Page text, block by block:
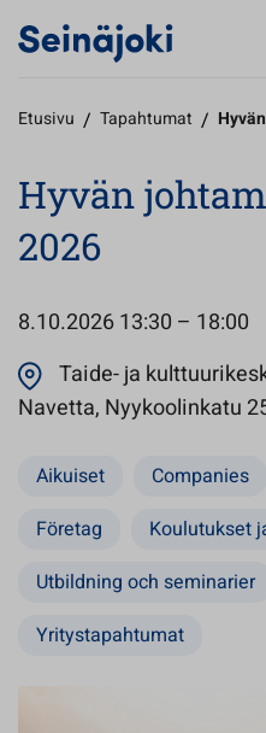
Etusivu / Tapahtumat /
Hyvän
2026
8.10.202613:30 – 18:00
Taide- ja
Navetta, Nyykoolinkatu
Aikuiset Companies
Företag
Koulutukset
Utbildning och seminarier
Yritystapahtumat